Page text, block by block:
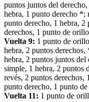
puntos juntos del
hebra, 1 punto derecho *;
punto derecho, 1 hebra, 2
derechos, 1 punto de
Vuelta 9: 1 punto de
hebra, 2 puntos
hebra, 2 puntos juntos del
simple, 1 hebra, 2 puntos
revés, 2 puntos derechos,
punto derecho, 1 punto
Vuelta 11: 1 punto de